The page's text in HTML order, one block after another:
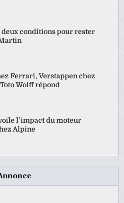
deux conditions pour rester
Ferrari, Verstappen chez
Wolff répond
l’impact du moteur
Alpine